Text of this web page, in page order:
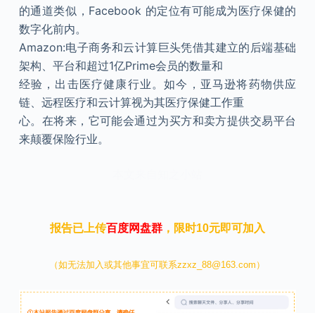
的通道类似，Facebook 的定位有可能成为医疗保健的
数字化前内。
Amazon:电子商务和云计算巨头凭借其建立的后端基础
架构、平台和超过1亿Prime会员的数量和
经验，出击医疗健康行业。如今，亚马逊将药物供应
链、远程医疗和云计算视为其医疗保健工作重
心。在将来，它可能会通过为买方和卖方提供交易平台
来颠覆保险行业。
报告已上传百度网盘群，限时10元即可加入
（如无法加入或其他事宜可联系zzxz_88@163.com）